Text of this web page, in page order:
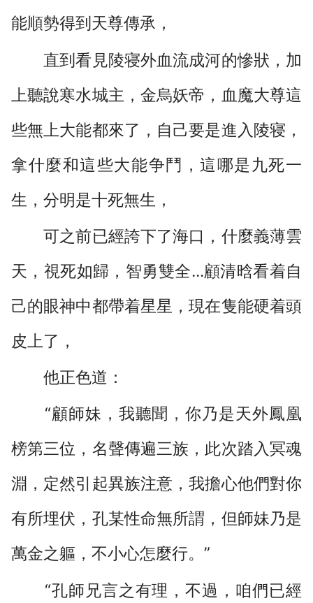
能順勢得到天尊傳承，
直到看見陵寝外血流成河的慘狀，加
上聽說寒水城主，金烏妖帝，血魔大尊這
些無上大能都來了，自己要是進入陵寝，
拿什麼和這些大能争鬥，這哪是九死一
生，分明是十死無生，
可之前已經誇下了海口，什麼義薄雲
天，視死如歸，智勇雙全...顧清晗看着自
己的眼神中都帶着星星，現在隻能硬着頭
皮上了，
他正色道：
“顧師妹，我聽聞，你乃是天外鳳凰
榜第三位，名聲傳遍三族，此次踏入冥魂
淵，定然引起異族注意，我擔心他們對你
有所埋伏，孔某性命無所謂，但師妹乃是
萬金之軀，不小心怎麼行。”
“孔師兄言之有理，不過，咱們已經